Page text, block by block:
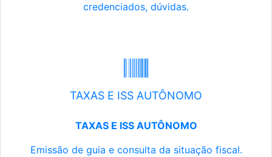
credenciados, dúvidas.
TAXAS E ISS AUTÔNOMO
TAXAS E ISS AUTÔNOMO
Emissão de guia e consulta da situação fiscal.